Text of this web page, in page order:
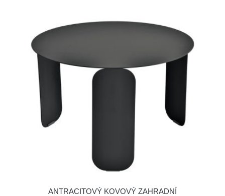
ANTRACITOVÝ KOVOVÝ ZAHRADNÍ